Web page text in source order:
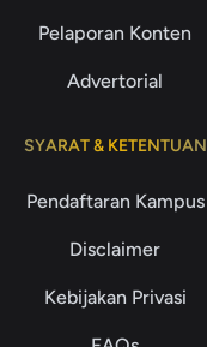
Pelaporan Konten
Advertorial
SYARAT & KETENTUAN
Pendaftaran Kampus
Disclaimer
Kebijakan Privasi